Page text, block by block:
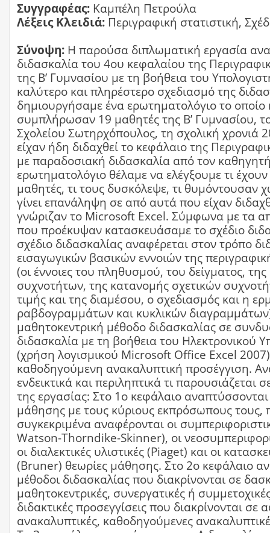
Συγγραφέας: Καμπέλη Πετρούλα
Λέξεις Κλειδιά: Περιγραφική στατιστική,
Σύνοψη: Η παρούσα διπλωματική εργασία
διδασκαλία του 4ου κεφαλαίου της
της Β’ Γυμνασίου με τη βοήθεια του
καλύτερο και πληρέστερο σχεδιασμό της
δημιουργήσαμε ένα ερωτηματολόγιο το οποίο
συμπλήρωσαν 19 μαθητές της Β’ Γυμνασίου,
Σχολείου Σωτηρχόπουλος, τη σχολική χρονιά
είχαν ήδη διδαχθεί το κεφάλαιο της
με παραδοσιακή διδασκαλία από τον
ερωτηματολόγιο θέλαμε να ελέγξουμε τι
μαθητές, τι τους δυσκόλεψε, τι θυμόντουσαν
γίνει επανάληψη σε από αυτά που είχαν
γνώριζαν το Microsoft Excel. Σύμφωνα με τα
που προέκυψαν κατασκευάσαμε το σχέδιο
σχέδιο διδασκαλίας αναφέρεται στον τρόπο
εισαγωγικών βασικών εννοιών της
(οι έννοιες του πληθυσμού, του δείγματος,
συχνοτήτων, της κατανομής σχετικών
τιμής και της διαμέσου, ο σχεδιασμός και η
ραβδογραμμάτων και κυκλικών
μαθητοκεντρική μέθοδο διδασκαλίας σε
διδασκαλία με τη βοήθεια του Ηλεκτρονικού
(χρήση λογισμικού Microsoft Office Excel
καθοδηγούμενη ανακαλυπτική προσέγγιση.
ενδεικτικά και περιληπτικά τι παρουσιάζεται
της εργασίας: Στο 1ο κεφάλαιο
μάθησης με τους κύριους εκπρόσωπους τους,
συγκεκριμένα αναφέρονται οι
Watson-Thorndike-Skinner), οι
οι διαλεκτικές υλιστικές (Piaget) και οι
(Bruner) θεωρίες μάθησης. Στο 2ο κεφάλαιο
μέθοδοι διδασκαλίας που διακρίνονται σε
μαθητοκεντρικές, συνεργατικές ή
διδακτικές προσεγγίσεις που διακρίνονται σε
ανακαλυπτικές, καθοδηγούμενες